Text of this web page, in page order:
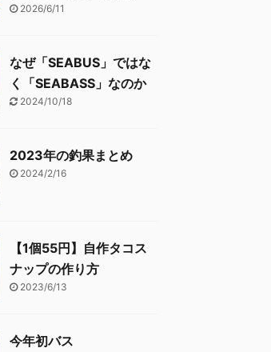
2026/6/11
なぜ「SEABUS」ではな
く「SEABASS」なのか
2024/10/18
2023年の釣果まとめ
2024/2/16
【1個55円】自作タコス
ナップの作り方
2023/6/13
今年初バス